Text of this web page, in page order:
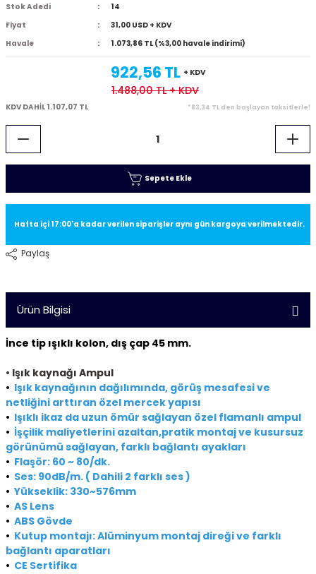
Stok Adedi
14
Fiyat
31,00 USD + KDV
Havale
1.073,86 TL (%3,00 havale indirimi)
922,56 TL + KDV
1.488,00 TL+ KDV
KDV DAHİL 1.107,07 TL *83,34 TL den başlayan taksitlerle!
Sepete Ekle
Hafta içi 17:00'a kadar verilen siparişler aynı gün kargoya verilmektedir.
Paylaş
Ürün Bilgisi
İnce tip ışıklı kolon, dış çap 45 mm.
• Işık kaynağı Ampul
• Işık kaynağının dağılımında, görüş mesafesi ve
netliğini arttıran özel mercek yapısı
• Işıklı ikaz da uzun ömür sağlayan özel flamanlı ampul
• İşçilik maliyetlerini azaltan,pratik montaj ve kusursuz
görünümü sağlayan, farklı bağlantı ayakları
• Flaşör: 60 ~ 80/dk.
• Ses: 90dB/m. ( Dahili 2 farklı ses )
• Yükseklik: 330~576mm
• AS Lens
• ABS Gövde
• Kutup montajı: Alüminyum montaj direği ve farklı
bağlantı aparatları
• CE Sertifika